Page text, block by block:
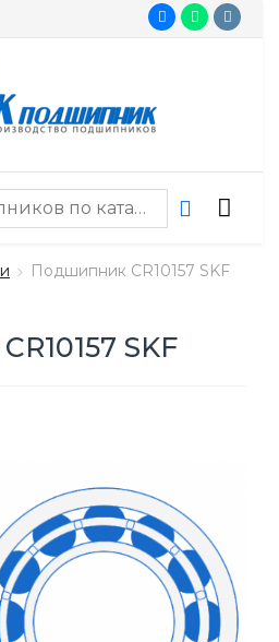
Подшипник CR10157 SKF
SKF